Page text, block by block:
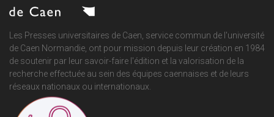
Les Presses universitaires de Caen, service commun de l'université
de Caen Normandie , ont pour mission depuis leur création en 1984
de soutenir par leur savoir-faire l'édition et la valorisation de la
recherche effectuée au sein des équipes caennaises et de leurs
réseaux nationaux ou internationaux.